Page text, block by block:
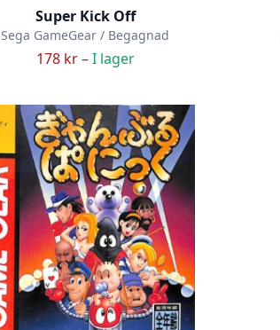
Super Kick Off
Sega GameGear / Begagnad
178 kr –I lager